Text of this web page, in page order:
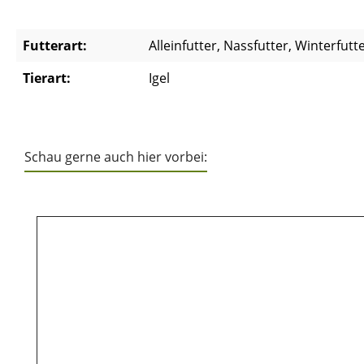
Futterart:
Alleinfutter, Nassfutter,
Tierart:
Igel
Schau gerne auch hier vorbei: